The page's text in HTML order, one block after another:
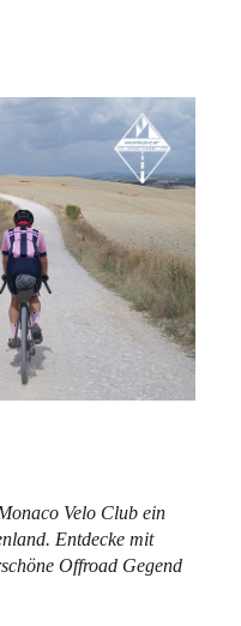
Velo Club ein
Entdecke mit
Offroad Gegend